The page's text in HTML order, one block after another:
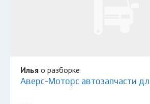
Илья о разборке
Аверс-Моторс автозапчасти